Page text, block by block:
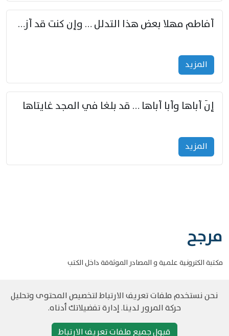
أفاطم مهلا بعض هذا التدلل … وإن كنت قد أزمعت صرمي فأجملي
المزید
إنّ أباها وأبا أباها … قد بلغا في المجد غايتاها
المزید
مرجح
مكتبة الكترونية علمية و المصادر الموثةقة داخل الكتب
حقوق الطبع والنشر مرجح جميع الحقوق محفوظةسياسة و الخصوصية
نحن نستخدم ملفات تعريف الارتباط لتخصيص المحتوى وتحليل
حركة المرور لدينا. إدارة تفضيلاتك أدناه.
قبول جميع ملفات تعريف الارتباط